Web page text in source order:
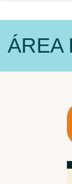
ÁREA
Alterar